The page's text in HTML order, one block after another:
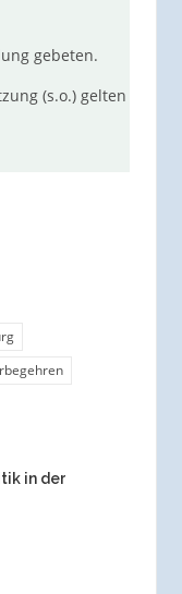
gebeten.
(s.o.) gelten
in der